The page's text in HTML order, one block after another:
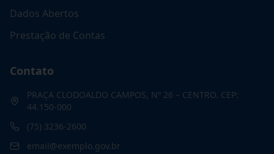
Dados Abertos
Prestação de Contas
Contato
PRAÇA CLODOALDO CAMPOS, Nº 26 – CENTRO. CEP:
44.150-000
(75) 3236-2600
email@exemplo.gov.br